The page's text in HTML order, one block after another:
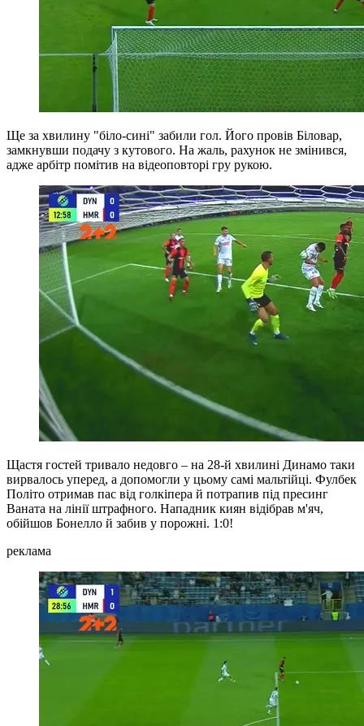
Ще за хвилину "біло-сині" забили гол. Його провів Біловар,
замкнувши подачу з кутового. На жаль, рахунок не змінився,
адже арбітр помітив на відеоповторі гру рукою.
Щастя гостей тривало недовго – на 28-й хвилині Динамо таки
вирвалось уперед, а допомогли у цьому самі мальтійці. Фулбек
Політо отримав пас від голкіпера й потрапив під пресинг
Ваната на лінії штрафного. Нападник киян відібрав м'яч,
обійшов Бонелло й забив у порожні. 1:0!
реклама